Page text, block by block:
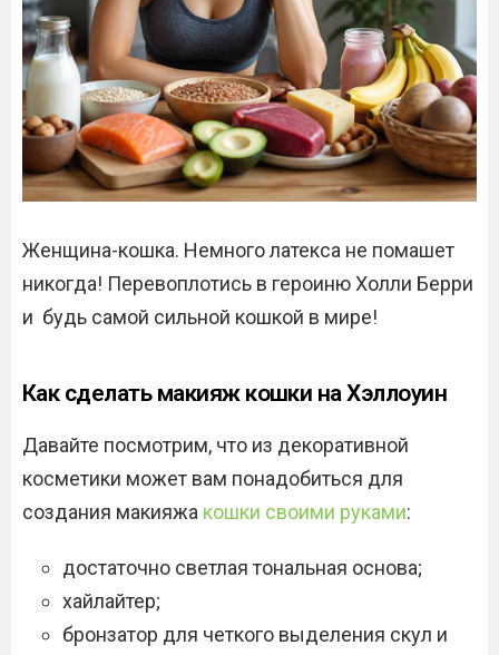
Женщина-кошка. Немного латекса не помашет
никогда! Перевоплотись в героиню Холли Берри
и будь самой сильной кошкой в мире!
Как сделать макияж кошки на Хэллоуин
Давайте посмотрим, что из декоративной
косметики может вам понадобиться для
создания макияжа кошки своими руками:
достаточно светлая тональная основа;
хайлайтер;
бронзатор для четкого выделения скул и